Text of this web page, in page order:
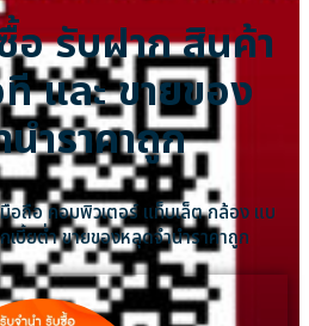
อ รับฝาก สินค้า
และ ขายของ
ำราคาถูก
อถือ คอมพิวเตอร์ แท็บเล็ต กล้อง แบ
เบี้ยต่ำ ขายของหลุดจำนำราคาถูก